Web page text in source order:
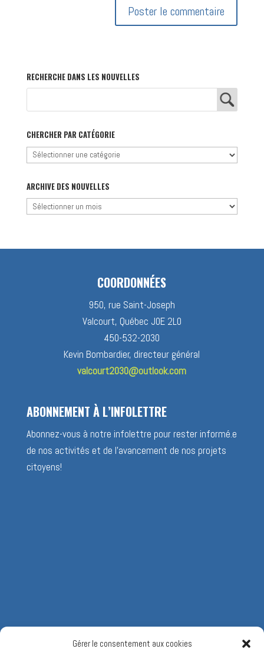
Gérer le consentement aux cookies
RECHERCHE DANS LES NOUVELLES
CHERCHER PAR CATÉGORIE
Chercher
catégorie
ARCHIVE DES NOUVELLES
Archive
COORDONNÉES
950, rue Saint-Joseph
Valcourt, Québec J0E 2L0
450-532-2030
Kevin Bombardier, directeur général
valcourt2030@outlook.com
ABONNEMENT À L’INFOLETTRE
Abonnez-vous à notre infolettre pour rester informé.e
de nos activités et de l’avancement de nos projets
citoyens!